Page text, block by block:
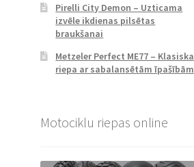
Pirelli City Demon – Uzticama
izvēle ikdienas pilsētas
braukšanai
Metzeler Perfect ME77 – Klasiska
riepa ar sabalansētām īpašībām
Motociklu riepas online